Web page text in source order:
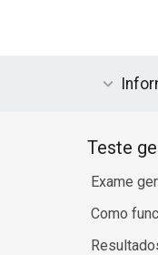
Teste
Exame
Como